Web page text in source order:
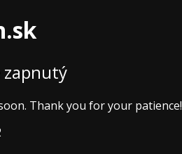
zapnutý
Thank you for your patience!